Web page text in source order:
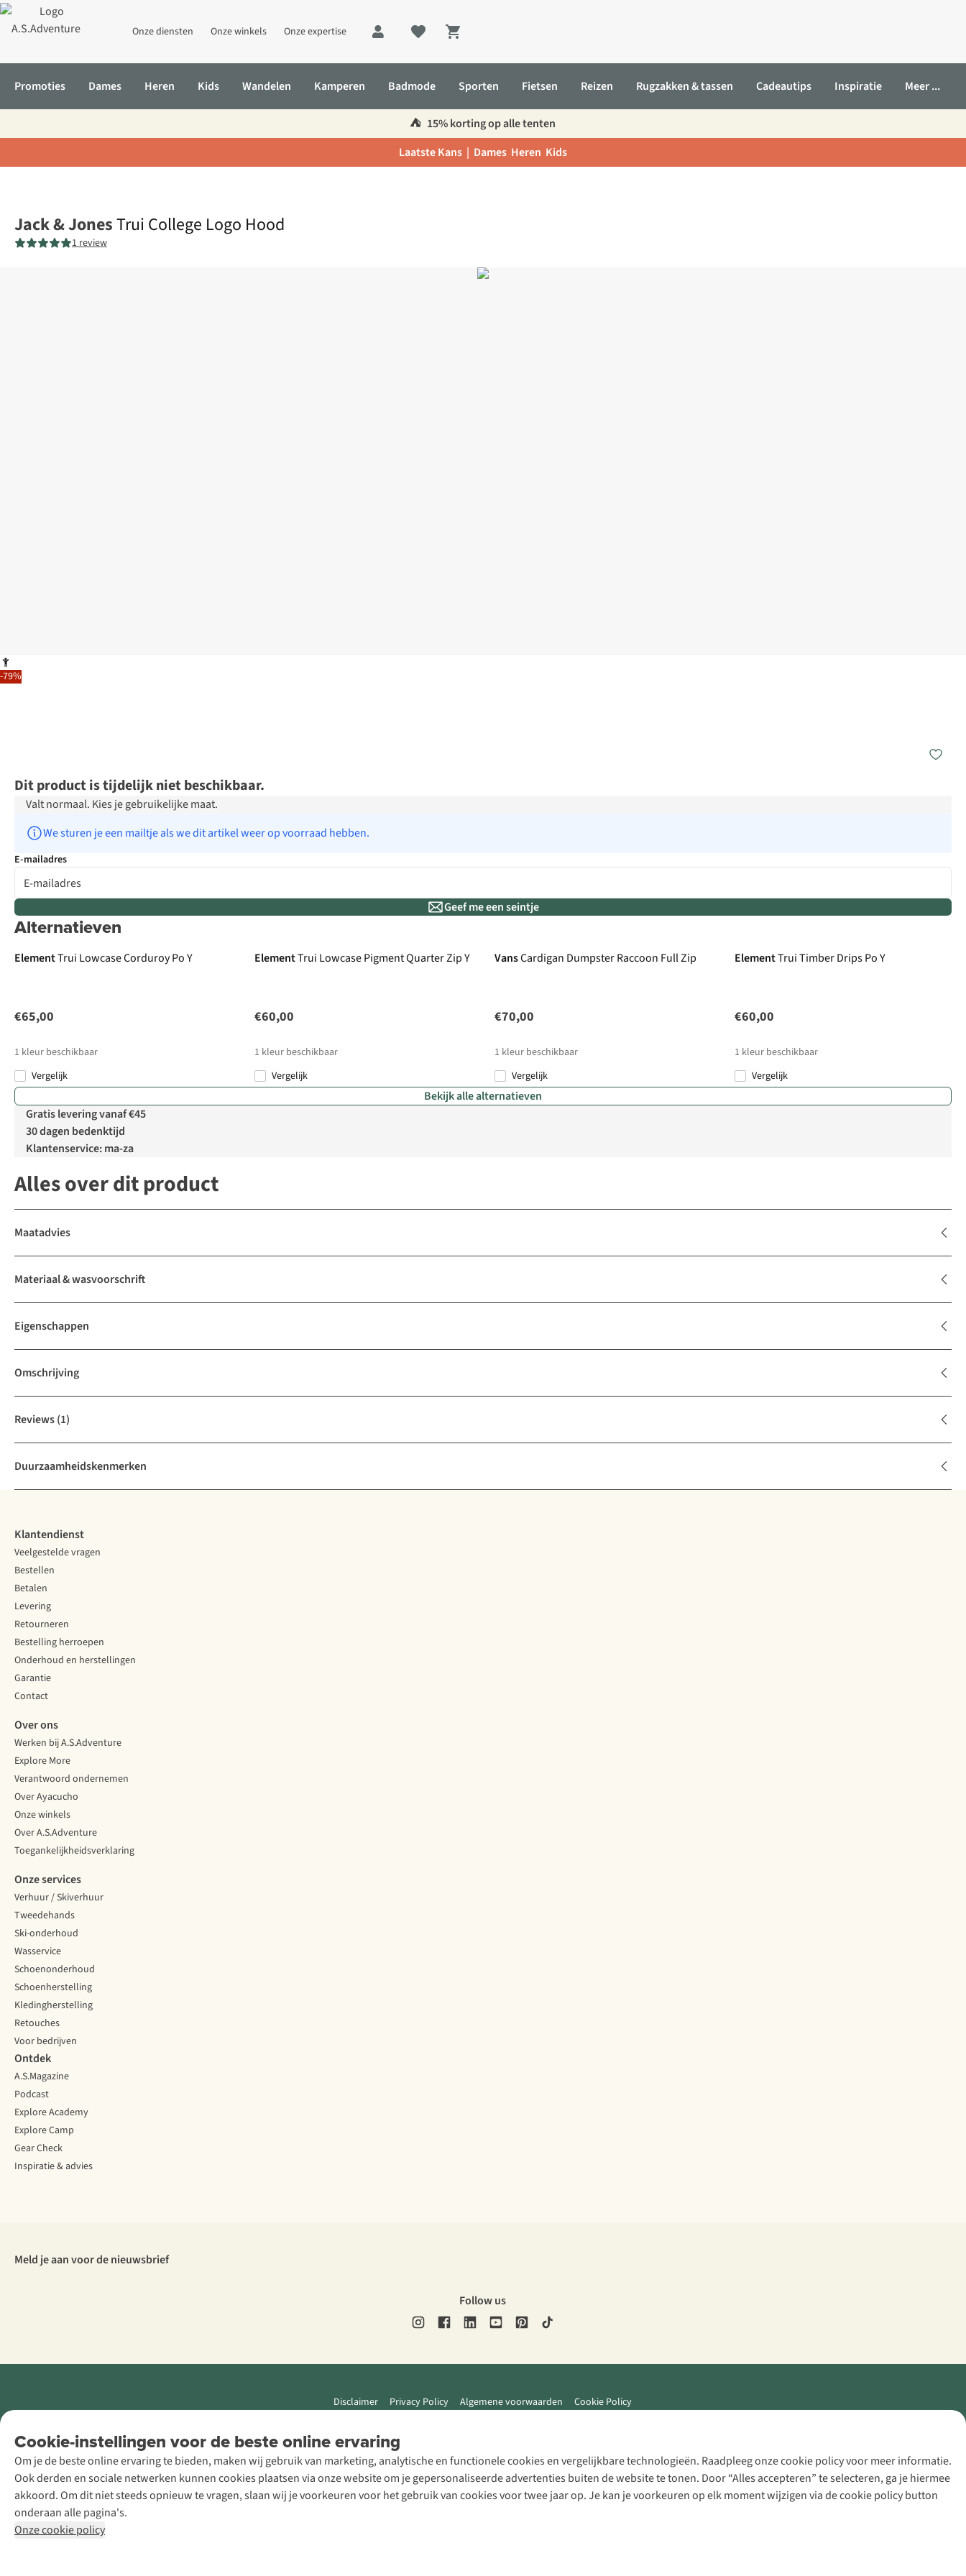
Onze diensten Onze winkels Onze expertise
Shopping cart
Promoties Dames Heren Kids Wandelen Kamperen Badmode Sporten Fietsen Reizen Rugzakken & tassen Cadeautips Inspiratie Meer ...
⛺️ 15% korting op alle tenten
Laatste Kans | Dames Heren Kids
-79%
Jack & JonesTrui College Logo Hood
1 review
Dit product is tijdelijk niet beschikbaar.
Valt normaal. Kies je gebruikelijke maat.
We sturen je een mailtje als we dit artikel weer op voorraad hebben.
E-mailadres
Geef me een seintje
Alternatieven
ElementTrui Lowcase Corduroy Po Y
€65,00
1 kleur beschikbaar
Vergelijk
ElementTrui Lowcase Pigment Quarter Zip Y
€60,00
1 kleur beschikbaar
Vergelijk
VansCardigan Dumpster Raccoon Full Zip
€70,00
1 kleur beschikbaar
Vergelijk
ElementTrui Timber Drips Po Y
€60,00
1 kleur beschikbaar
Vergelijk
Bekijk alle alternatieven
Gratis levering vanaf €45
30 dagen bedenktijd
Klantenservice: ma-za
Alles over dit product
Maatadvies
Materiaal & wasvoorschrift
Eigenschappen
Omschrijving
Reviews(1)
Duurzaamheidskenmerken
Cookie-instellingen voor de beste online ervaring
Om je de beste online ervaring te bieden, maken wij gebruik van marketing, analytische en functionele cookies en vergelijkbare technologieën. Raadpleeg onze cookie policy voor meer informatie.
Ook derden en sociale netwerken kunnen cookies plaatsen via onze website om je gepersonaliseerde advertenties buiten de website te tonen. Door “Alles accepteren” te selecteren, ga je hiermee
akkoord. Om dit niet steeds opnieuw te vragen, slaan wij je voorkeuren voor het gebruik van cookies voor twee jaar op. Je kan je voorkeuren op elk moment wijzigen via de cookie policy button
onderaan alle pagina's.
Onze cookie policy
Klantendienst
Veelgestelde vragen
Bestellen
Betalen
Levering
Retourneren
Bestelling herroepen
Onderhoud en herstellingen
Garantie
Contact
Over ons
Werken bij A.S.Adventure
Explore More
Verantwoord ondernemen
Over Ayacucho
Onze winkels
Over A.S.Adventure
Toegankelijkheidsverklaring
Onze services
Verhuur / Skiverhuur
Tweedehands
Ski-onderhoud
Wasservice
Schoenonderhoud
Schoenherstelling
Kledingherstelling
Retouches
Voor bedrijven
Ontdek
A.S.Magazine
Podcast
Explore Academy
Explore Camp
Gear Check
Inspiratie & advies
Meld je aan voor de nieuwsbrief
Follow us
Disclaimer Privacy Policy Algemene voorwaarden Cookie Policy
Retail Concepts
NV,
Smallandlaan
9, B-2660
Hoboken
+32 (0)3 828
30 15